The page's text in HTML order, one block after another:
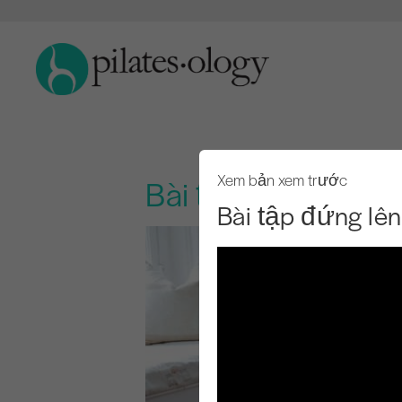
Bài tập đứng lên
Xem bản xem trước
Bài tập đứng